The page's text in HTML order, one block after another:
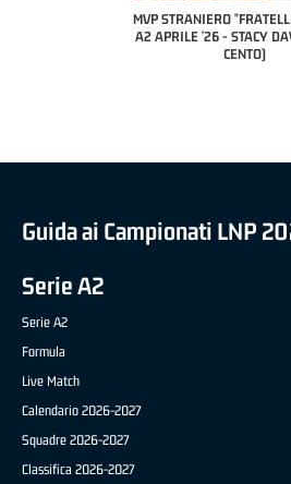
MVP STRANIERO
A2 APRILE '26 - STACY
CENTO)
Guida ai Campionati LNP
Serie A2
Serie A2
Formula
Live Match
Calendario 2026-2027
Squadre 2026-2027
Classifica 2026-2027